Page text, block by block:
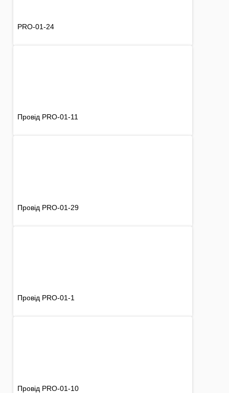
PRO-01-24
Провід PRO-01-11
Провід PRO-01-29
Провід PRO-01-1
Провід PRO-01-10